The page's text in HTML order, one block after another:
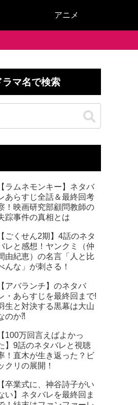
アニメ
マ名で検索
【ラムネモンキー】ネタバ
あらすじ全話＆最終回考
！映画研究部顧問教師の
踪事件の真相とは
【ごくせん2期】4話のネタ
レと感想！ヤンクミ（仲
由紀恵）の名言「人と比
んな」が刺さる！
【アバランチ】のネタバ
・あらすじを最終回まで!
生と対決する黒幕は大山
のか⁈
【100万回言えばよかっ
】9話のネタバレと視聴
！直木が生き返った？ビ
クリの展開！
【卒業式に、神谷詩子がい
い】ネタバレを最終回ま